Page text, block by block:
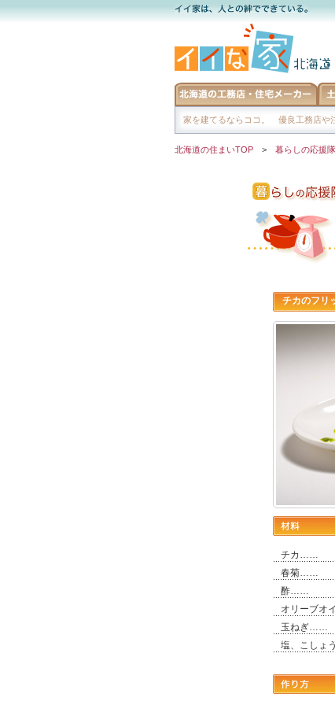
家を建てるならココ。 優良工務店や
北海道の住まいTOP > 暮らしの応援隊
チカのフリ
チカ……
春菊……
酢……
オリーブ
玉ねぎ……
塩、こし